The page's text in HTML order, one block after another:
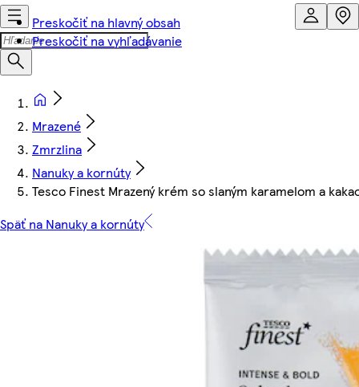
Preskočiť na hlavný obsah
Preskočiť na vyhľadávanie
Mrazené
Zmrzlina
Nanuky a kornúty
Tesco Finest Mrazený krém so slaným karamelom a
Späť na Nanuky a kornúty